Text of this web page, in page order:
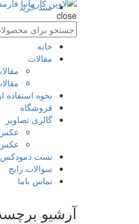
سبد خرید
close
جستجو
برای
خانه
مقالات
نحوه استفاده
فروشگاه
گالری تصاویر
عکس
عکس
تست دمودکس
سوالات رایج
تماس باما
آرشیو